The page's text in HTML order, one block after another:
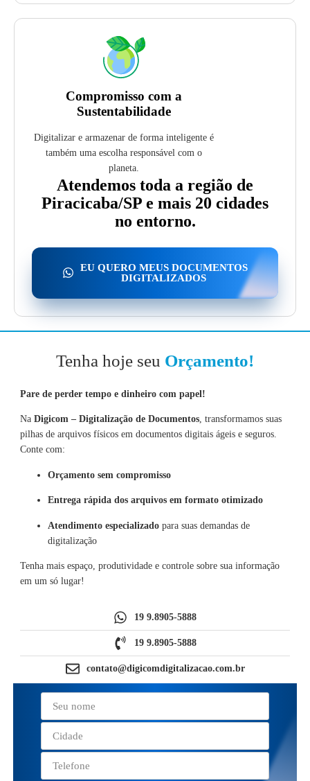
Compromisso com a
Sustentabilidade
Digitalizar e armazenar de forma inteligente é
também uma escolha responsável com o
planeta.
Atendemos toda a região de
Piracicaba/SP e mais 20 cidades
no entorno.
EU QUERO MEUS DOCUMENTOS
DIGITALIZADOS
Tenha hoje seu Orçamento!
Pare de perder tempo e dinheiro com papel!
Na Digicom – Digitalização de Documentos, transformamos suas
pilhas de arquivos físicos em documentos digitais ágeis e seguros.
Conte com:
Orçamento sem compromisso
Entrega rápida dos arquivos em formato otimizado
Atendimento especializadopara suas demandas de
digitalização
Tenha mais espaço, produtividade e controle sobre sua informação
em um só lugar!
19 9.8905-5888
19 9.8905-5888
contato@digicomdigitalizacao.com.br